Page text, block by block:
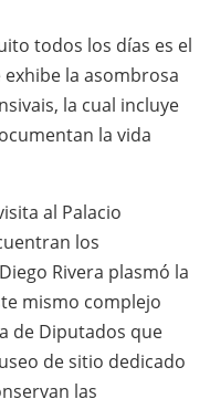
todos los días es el
la asombrosa
la cual incluye
la vida
al Palacio
los
Rivera plasmó la
mismo complejo
de Diputados que
de sitio dedicado
las